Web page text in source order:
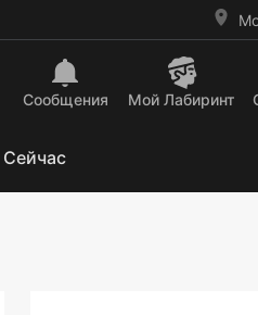
Сообщения Mой Лабиринт